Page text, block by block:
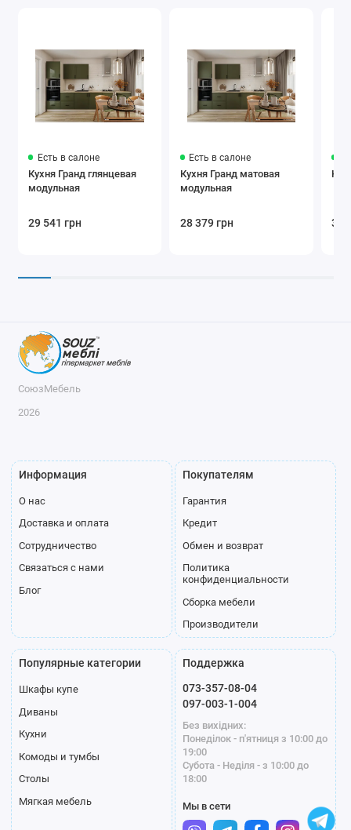
Есть в салоне
Кухня Гранд глянцевая
модульная
29 541 грн
Есть в салоне
Кухня Гранд матовая
модульная
28 379 грн 35
СоюзМебель
2026
Информация
О нас
Доставка и оплата
Сотрудничество
Связаться с нами
Блог
Покупателям
Гарантия
Кредит
Обмен и возврат
Политика
конфиденциальности
Сборка мебели
Производители
Популярные категории
Шкафы купе
Диваны
Кухни
Комоды и тумбы
Столы
Мягкая мебель
Поддержка
073-357-08-04
097-003-1-004
Без вихідних:
Понеділок - п'ятниця з 10:00 до
19:00
Субота - Неділя - з 10:00 до
18:00
Мы в сети